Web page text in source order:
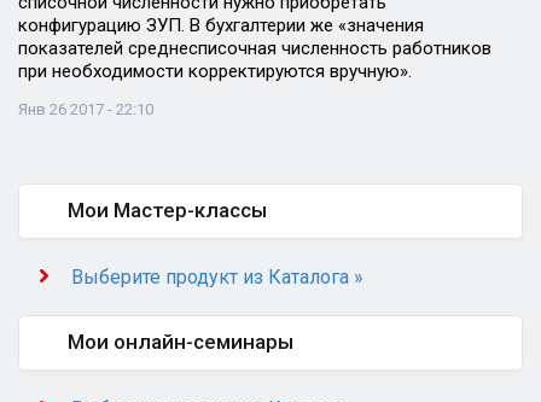
конфигурацию ЗУП. В бухгалтерии же «значения
показателей среднесписочная численность работников
при необходимости корректируются вручную».
Янв 26 2017 - 22:10
Мои Мастер-классы
Выберите продукт из Каталога »
Мои онлайн-семинары